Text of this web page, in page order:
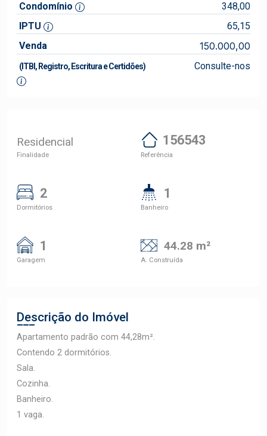
Condomínio
348,00
IPTU
65,15
Venda
150.000,00
(ITBI, Registro, Escritura e Certidões) Consulte-nos
Residencial
Finalidade
156543
Referência
2
Dormitórios
1
Banheiro
1
Garagem
44.28 m²
A. Construída
Descrição do Imóvel
Apartamento padrão com 44,28m².
Contendo 2 dormitórios.
Sala.
Cozinha.
Banheiro.
1 vaga.